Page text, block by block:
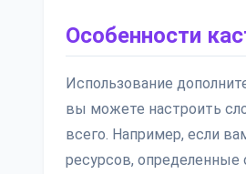
Особенности
Использование
вы можете настроить
всего. Например, если
ресурсов, определенные